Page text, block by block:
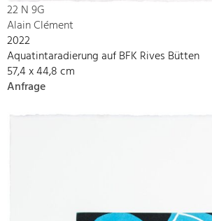
22 N 9G
Alain Clément
2022
Aquatintaradierung auf BFK Rives Bütten
57,4 x 44,8 cm
Anfrage